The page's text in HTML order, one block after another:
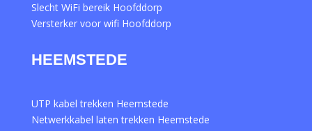
Slecht WiFi bereik Hoofddorp
Versterker voor wifi Hoofddorp
HEEMSTEDE
UTP kabel trekken Heemstede
Netwerkkabel laten trekken Heemstede